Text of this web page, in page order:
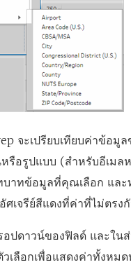
จะเปรียบเทียบค่าข้อมู
รือรูปแบบ (สำหรับอีเมล
บาทข้อมูลที่คุณเลือก และ
ศเจรีย์สีแดงที่ค่าที่ไม่ตรง
อปดาวน์ของฟิลด์ และใน
วเลือกเพื่อแสดงค่าทั้งหม